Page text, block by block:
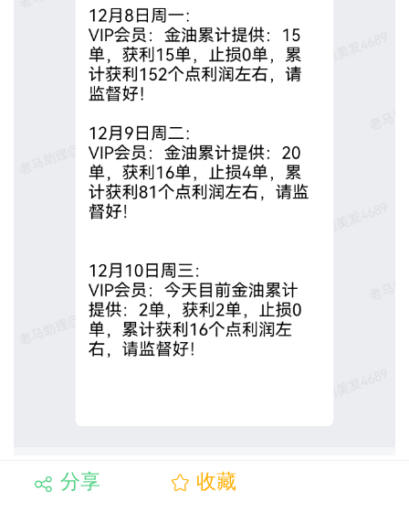
分享 收藏